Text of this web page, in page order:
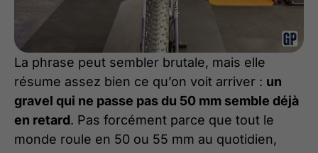
La phrase peut sembler brutale, mais elle
résume assez bien ce qu’on voit arriver : un
gravel qui ne passe pas du 50 mm semble déjà
en retard. Pas forcément parce que tout le
monde roule en 50 ou 55 mm au quotidien,